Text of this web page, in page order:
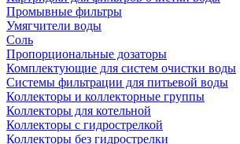
Промывные фильтры
Умягчители воды
Соль
Пропорциональные дозаторы
Комплектующие для систем очистки воды
Системы фильтрации для питьевой воды
Коллекторы и коллекторные группы
Коллекторы для котельной
Коллекторы с гидрострелкой
Коллекторы без гидрострелки